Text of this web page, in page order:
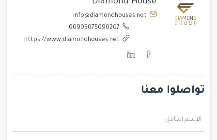
Diamond House
info@diamondhouses.net
تواصلوا معنا